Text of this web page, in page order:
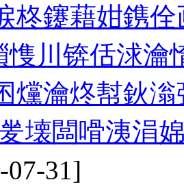
柊鑳藉姏鎸
愯川锛佸浗瀹
爣瀹炵幇鈥
壊闆嗗洟涓
07-31]